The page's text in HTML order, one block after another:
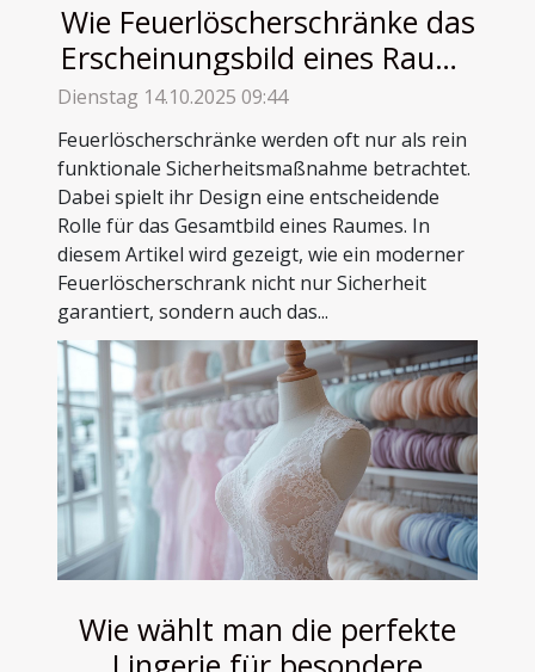
Wie Feuerlöscherschränke das
Erscheinungsbild eines Raums
verbessern können
Dienstag 14.10.2025 09:44
Feuerlöscherschränke werden oft nur als rein
funktionale Sicherheitsmaßnahme betrachtet.
Dabei spielt ihr Design eine entscheidende
Rolle für das Gesamtbild eines Raumes. In
diesem Artikel wird gezeigt, wie ein moderner
Feuerlöscherschrank nicht nur Sicherheit
garantiert, sondern auch das...
Wie wählt man die perfekte